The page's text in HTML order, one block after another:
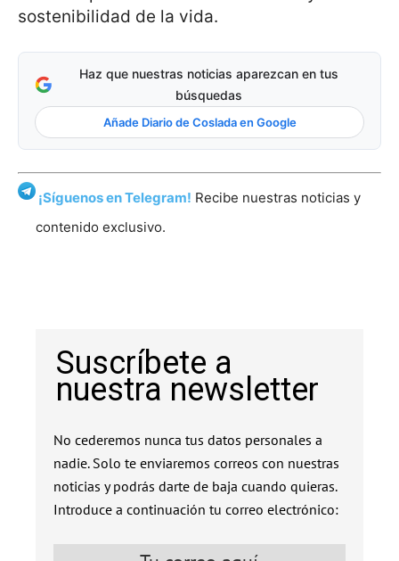
sostenibilidad de la vida.
Haz que nuestras noticias aparezcan en tus
búsquedas
Añade Diario de Coslada en Google
¡Síguenos en Telegram! Recibe nuestras noticias y
contenido exclusivo.
Suscríbete a
nuestra newsletter
No cederemos nunca tus datos personales a
nadie. Solo te enviaremos correos con nuestras
noticias y podrás darte de baja cuando quieras.
Introduce a continuación tu correo electrónico: